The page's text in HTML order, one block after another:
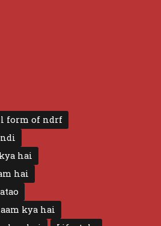
form of ndrf
hai
hai
kya hai